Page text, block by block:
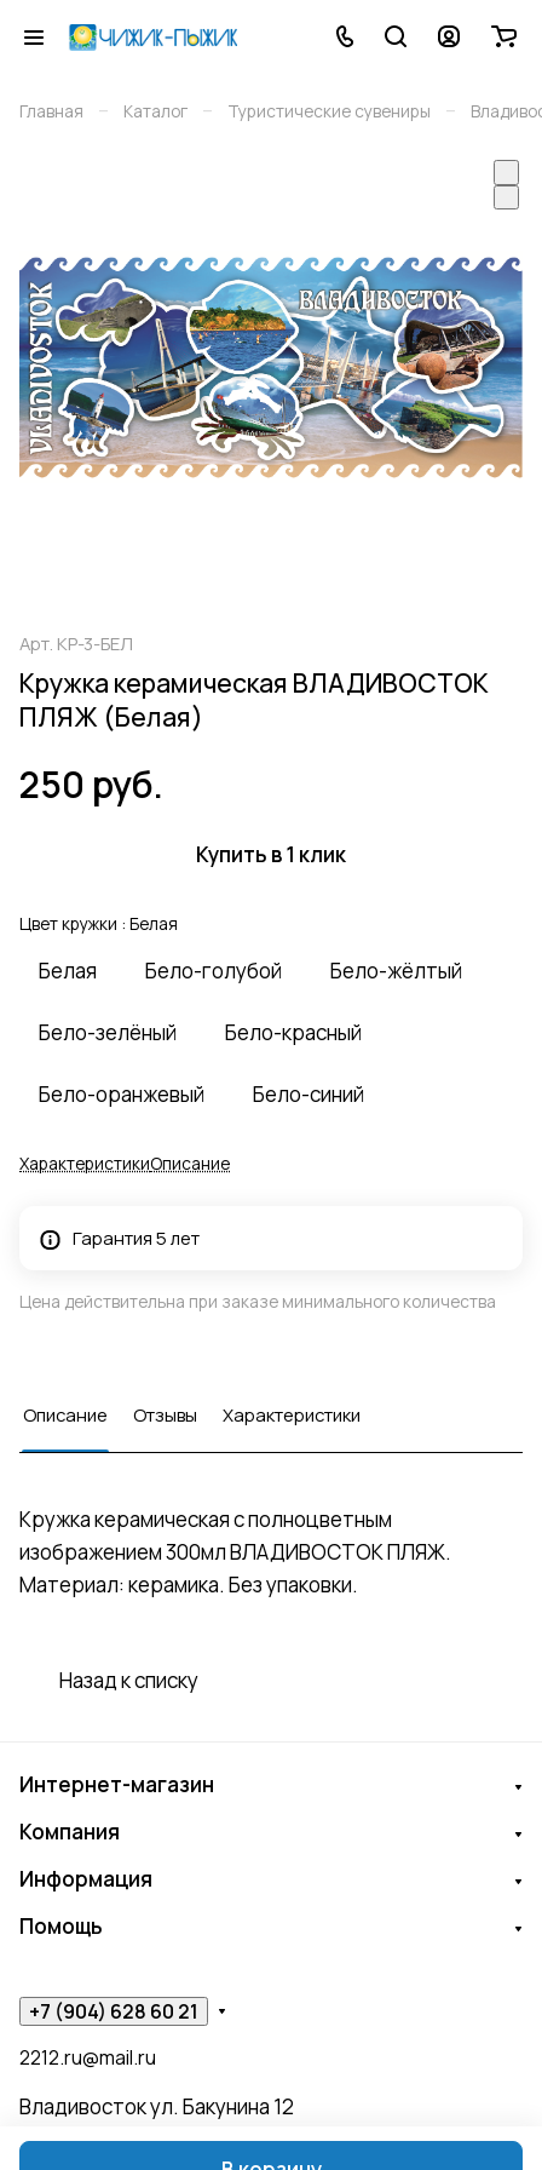
Главная – Каталог – Туристические сувениры –
Арт. КР-3-БЕЛ
Кружка керамическая ВЛАДИВОСТОК
ПЛЯЖ (Белая)
250 руб.
Купить в 1 клик
Цвет кружки : Белая
Белая Бело-голубой Бело-жёлтый
Бело-зелёный Бело-красный
Бело-оранжевый Бело-синий
ХарактеристикиОписание
Гарантия 5 лет
Цена действительна при заказе минимального количества
Описание Отзывы Характеристики
Кружка керамическая с полноцветным
изображением 300мл ВЛАДИВОСТОК ПЛЯЖ.
Материал: керамика. Без упаковки.
Назад к списку
Интернет-магазин
Компания
Информация
Помощь
+7 (904) 628 60 21
2212.ru@mail.ru
Владивосток ул. Бакунина 12